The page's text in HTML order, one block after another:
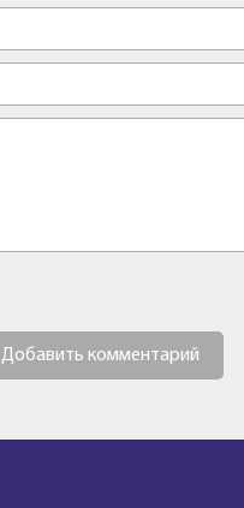
Добавить комментарий